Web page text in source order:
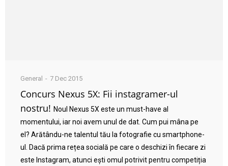
General 7 Dec 2015
Concurs Nexus 5X: Fii instagramer-ul
nostru! Noul Nexus 5X este un must-have al
momentului, iar noi avem unul de dat. Cum pui mâna pe
el? Arătându-ne talentul tău la fotografie cu smartphone-
ul. Dacă prima rețea socială pe care o deschizi în fiecare zi
este Instagram, atunci ești omul potrivit pentru competiția